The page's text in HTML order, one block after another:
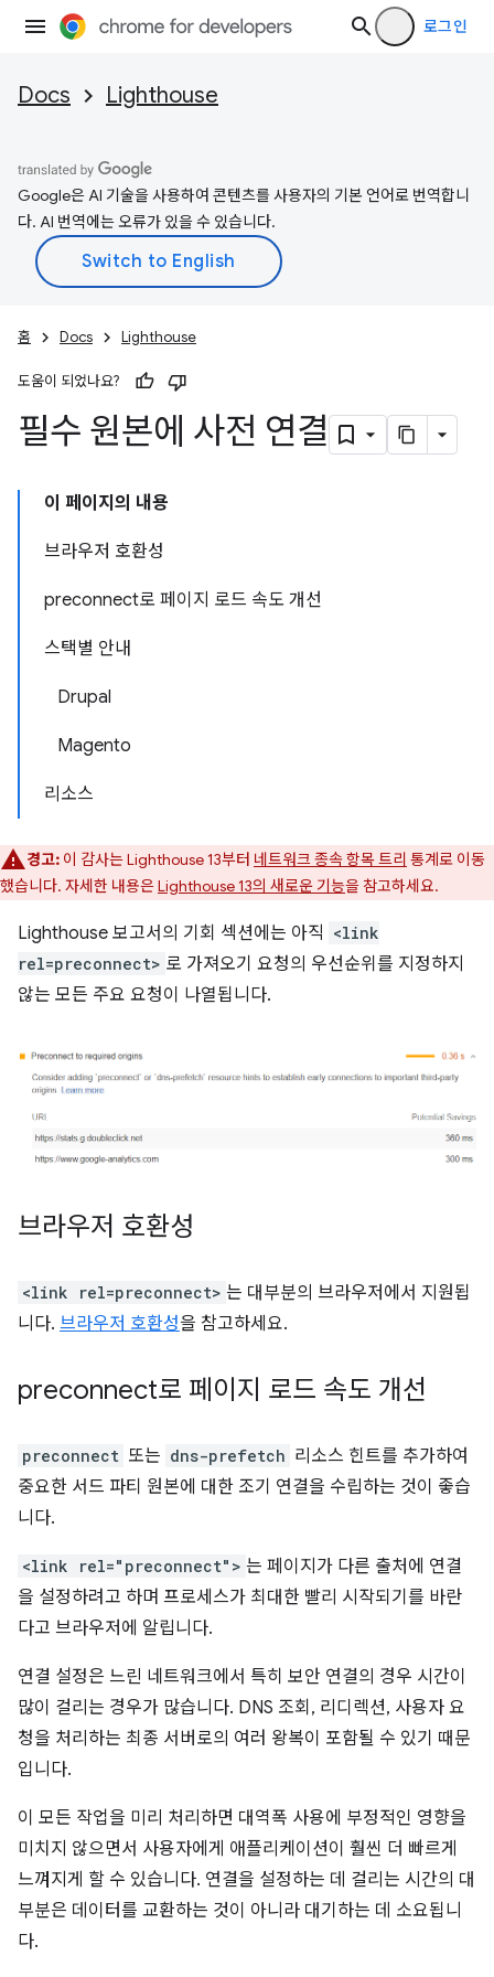
로그인
Docs Lighthouse
Google은 AI 기술을 사용하여 콘텐츠를 사용자의 기본 언어로 번역합니
다. AI 번역에는 오류가 있을 수 있습니다.
홈 Docs Lighthouse
도움이 되었나요?
필수 원본에 사전 연결
이 페이지의 내용
브라우저 호환성
preconnect로 페이지 로드 속도 개선
스택별 안내
Drupal
Magento
리소스
경고: 이 감사는 Lighthouse 13부터 네트워크 종속 항목 트리 통계로 이동
했습니다. 자세한 내용은Lighthouse 13의 새로운 기능을 참고하세요.
Lighthouse 보고서의 기회 섹션에는 아직 <link
rel=preconnect> 로 가져오기 요청의 우선순위를 지정하지
않는 모든 주요 요청이 나열됩니다.
브라우저 호환성
<link rel=preconnect> 는 대부분의 브라우저에서 지원됩
니다. 브라우저 호환성을 참고하세요.
preconnect로 페이지 로드 속도 개선
preconnect 또는 dns-prefetch 리소스 힌트를 추가하여
중요한 서드 파티 원본에 대한 조기 연결을 수립하는 것이 좋습
니다.
<link rel="preconnect"> 는 페이지가 다른 출처에 연결
을 설정하려고 하며 프로세스가 최대한 빨리 시작되기를 바란
다고 브라우저에 알립니다.
연결 설정은 느린 네트워크에서 특히 보안 연결의 경우 시간이
많이 걸리는 경우가 많습니다. DNS 조회, 리디렉션, 사용자 요
청을 처리하는 최종 서버로의 여러 왕복이 포함될 수 있기 때문
입니다.
이 모든 작업을 미리 처리하면 대역폭 사용에 부정적인 영향을
미치지 않으면서 사용자에게 애플리케이션이 훨씬 더 빠르게
느껴지게 할 수 있습니다. 연결을 설정하는 데 걸리는 시간의 대
부분은 데이터를 교환하는 것이 아니라 대기하는 데 소요됩니
다.